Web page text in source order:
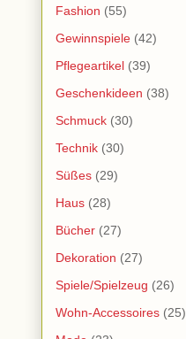
Fashion (55)
Gewinnspiele (42)
Pflegeartikel (39)
Geschenkideen (38)
Schmuck (30)
Technik (30)
Süßes (29)
Haus (28)
Bücher (27)
Dekoration (27)
Spiele/Spielzeug (26)
Wohn-Accessoires (25)